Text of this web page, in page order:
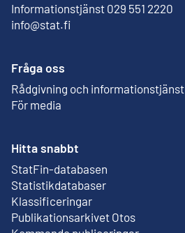
Informationstjänst 029 551 2220
info@stat.fi
Fråga oss
Rådgivning och informationstjänst
För media
Hitta snabbt
StatFin-databasen
Extern länk
Statistikdatabaser
Klassificeringar
Publikationsarkivet Otos
Extern länk